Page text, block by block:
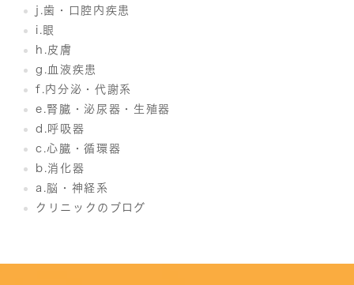
j.歯・口腔内疾患
i.眼
h.皮膚
g.血液疾患
f.内分泌・代謝系
e.腎臓・泌尿器・生殖器
d.呼吸器
c.心臓・循環器
b.消化器
a.脳・神経系
クリニックのブログ